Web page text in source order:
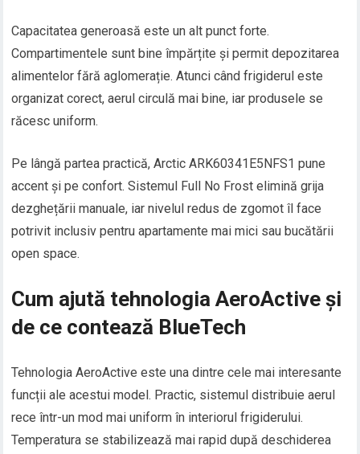
Capacitatea generoasă este un alt punct forte.
Compartimentele sunt bine împărțite și permit depozitarea
alimentelor fără aglomerație. Atunci când frigiderul este
organizat corect, aerul circulă mai bine, iar produsele se
răcesc uniform.
Pe lângă partea practică, Arctic ARK60341E5NFS1 pune
accent și pe confort. Sistemul Full No Frost elimină grija
dezghețării manuale, iar nivelul redus de zgomot îl face
potrivit inclusiv pentru apartamente mai mici sau bucătării
open space.
Cum ajută tehnologia AeroActive și
de ce contează BlueTech
Tehnologia AeroActive este una dintre cele mai interesante
funcții ale acestui model. Practic, sistemul distribuie aerul
rece într-un mod mai uniform în interiorul frigiderului.
Temperatura se stabilizează mai rapid după deschiderea